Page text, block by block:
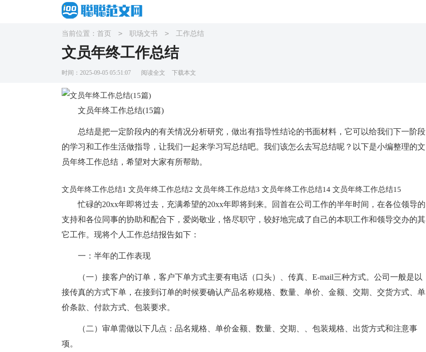
当前位置： 首页 > 职场文书 > 工作总结
文员年终工作总结
时间：2025-09-05 05:51:07 阅读全文 下载本文
文员年终工作总结(15篇)
总结是把一定阶段内的有关情况分析研究，做出有指导性结论的书面材料，它可以给我们下一阶段
的学习和工作生活做指导，让我们一起来学习写总结吧。我们该怎么去写总结呢？以下是小编整理的文
员年终工作总结，希望对大家有所帮助。
文员年终工作总结1
忙碌的20xx年即将过去，充满希望的20xx年即将到来。回首在公司工作的半年时间，在各位领导的
支持和各位同事的协助和配合下，爱岗敬业，恪尽职守，较好地完成了自己的本职工作和领导交办的其
它工作。现将个人工作总结报告如下：
一：半年的工作表现
（一）接客户的订单，客户下单方式主要有电话（口头）、传真、E-mail三种方式。公司一般是以
接传真的方式下单，在接到订单的时候要确认产品名称规格、数量、单价、金额、交期、交货方式、单
价条款、付款方式、包装要求。
（二）审单需做以下几点：品名规格、单价金额、数量、交期、、包装规格、出货方式和注意事
项。
文员年终工作总结2 文员年终工作总结3 文员年终工作总结14 文员年终工作总结15